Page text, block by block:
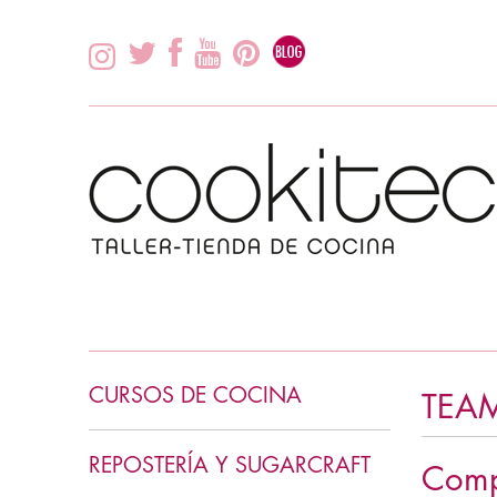
CURSOS DE COCINA
COCINA ASIÁTICA
REPOSTERÍA Y SUGARCRAFT